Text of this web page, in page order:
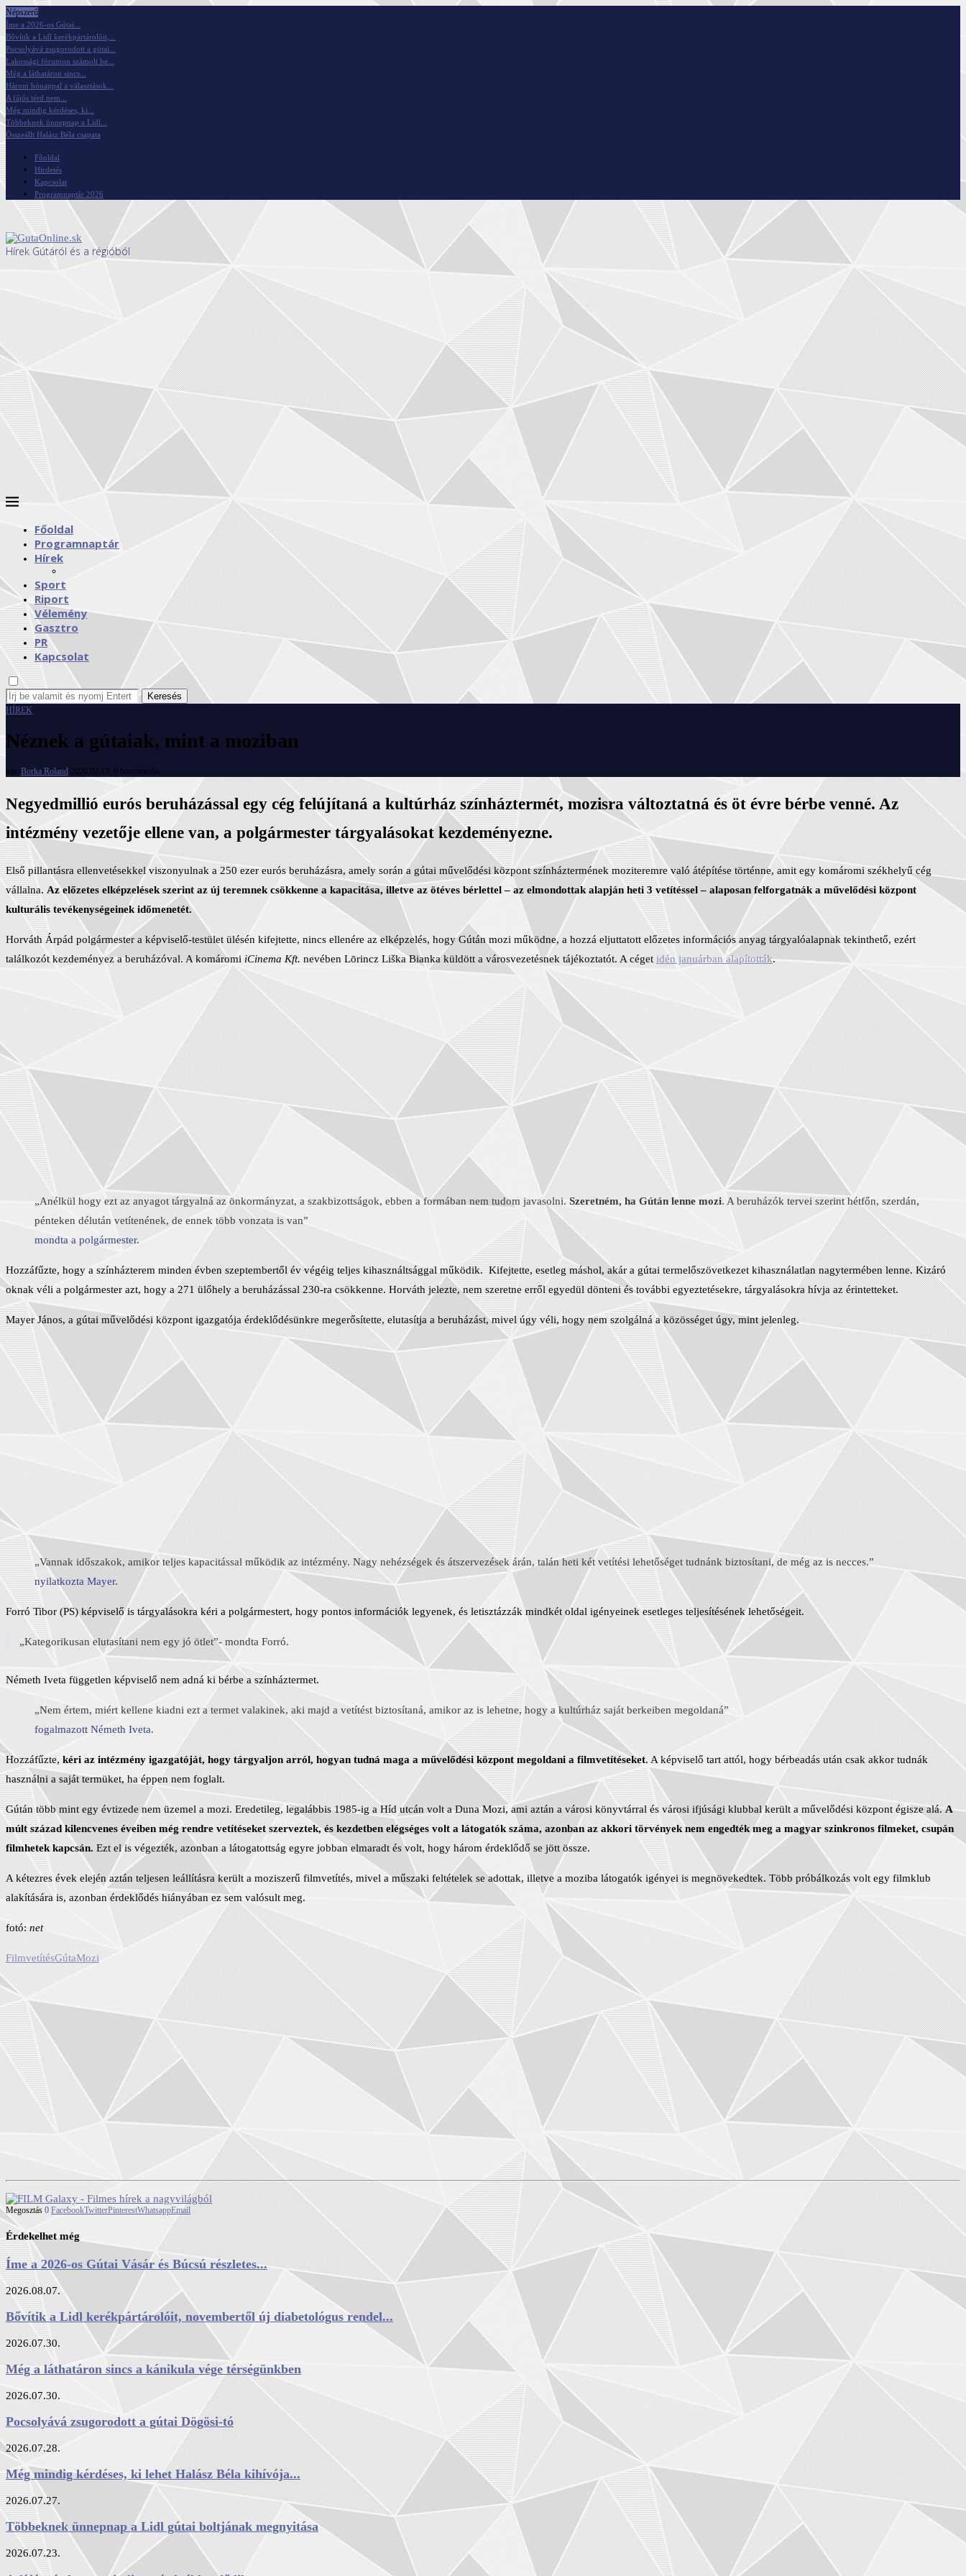
Népszerű
Íme a 2026-os Gútai...
Bővítik a Lidl kerékpártárolóit,...
Pocsolyává zsugorodott a gútai...
Lakossági fórumon számolt be...
Még a láthatáron sincs...
Három hónappal a választások...
A fájós térd nem...
Még mindig kérdéses, ki...
Többeknek ünnepnap a Lidl...
Összeállt Halász Béla csapata
Főoldal
Hirdetés
Kapcsolat
Programnaptár 2026
Hírek Gútáról és a régióból
Főoldal
Programnaptár
Hírek
Sport
Riport
Vélemény
Gasztro
PR
Kapcsolat
Keresés
HÍREK
Néznek a gútaiak, mint a moziban
írta: Borka Roland 2020.02.13. 0 hozzászólás
Negyedmillió eurós beruházással egy cég felújítaná a kultúrház színháztermét, mozisra változtatná és öt évre bérbe venné. Az
intézmény vezetője ellene van, a polgármester tárgyalásokat kezdeményezne.
Első pillantásra ellenvetésekkel viszonyulnak a 250 ezer eurós beruházásra, amely során a gútai művelődési központ színháztermének moziteremre való átépítése történne, amit egy komáromi székhelyű cég
vállalna. Az előzetes elképzelések szerint az új teremnek csökkenne a kapacitása, illetve az ötéves bérlettel – az elmondottak alapján heti 3 vetítéssel – alaposan felforgatnák a művelődési központ
kulturális tevékenységeinek időmenetét.
Horváth Árpád polgármester a képviselő-testület ülésén kifejtette, nincs ellenére az elképzelés, hogy Gútán mozi működne, a hozzá eljuttatott előzetes információs anyag tárgyalóalapnak tekinthető, ezért
találkozót kezdeményez a beruházóval. A komáromi iCinema Kft. nevében Lōrincz Liška Bianka küldött a városvezetésnek tájékoztatót. A céget idén januárban alapították.
„Anélkül hogy ezt az anyagot tárgyalná az önkormányzat, a szakbizottságok, ebben a formában nem tudom javasolni. Szeretném, ha Gútán lenne mozi. A beruházók tervei szerint hétfőn, szerdán,
pénteken délután vetítenének, de ennek több vonzata is van”
mondta a polgármester.
Hozzáfűzte, hogy a színházterem minden évben szeptembertől év végéig teljes kihasználtsággal működik. Kifejtette, esetleg máshol, akár a gútai termelőszövetkezet kihasználatlan nagytermében lenne. Kizáró
oknak véli a polgármester azt, hogy a 271 ülőhely a beruházással 230-ra csökkenne. Horváth jelezte, nem szeretne erről egyedül dönteni és további egyeztetésekre, tárgyalásokra hívja az érintetteket.
Mayer János, a gútai művelődési központ igazgatója érdeklődésünkre megerősítette, elutasítja a beruházást, mivel úgy véli, hogy nem szolgálná a közösséget úgy, mint jelenleg.
„Vannak időszakok, amikor teljes kapacitással működik az intézmény. Nagy nehézségek és átszervezések árán, talán heti két vetítési lehetőséget tudnánk biztosítani, de még az is necces.”
nyilatkozta Mayer.
Forró Tibor (PS) képviselő is tárgyalásokra kéri a polgármestert, hogy pontos információk legyenek, és letisztázzák mindkét oldal igényeinek esetleges teljesítésének lehetőségeit.
„Kategorikusan elutasítani nem egy jó ötlet”- mondta Forró.
Németh Iveta független képviselő nem adná ki bérbe a színháztermet.
„Nem értem, miért kellene kiadni ezt a termet valakinek, aki majd a vetítést biztosítaná, amikor az is lehetne, hogy a kultúrház saját berkeiben megoldaná”
fogalmazott Németh Iveta.
Hozzáfűzte, kéri az intézmény igazgatóját, hogy tárgyaljon arról, hogyan tudná maga a művelődési központ megoldani a filmvetítéseket. A képviselő tart attól, hogy bérbeadás után csak akkor tudnák
használni a saját termüket, ha éppen nem foglalt.
Gútán több mint egy évtizede nem üzemel a mozi. Eredetileg, legalábbis 1985-ig a Híd utcán volt a Duna Mozi, ami aztán a városi könyvtárral és városi ifjúsági klubbal került a művelődési központ égisze alá.A
múlt század kilencvenes éveiben még rendre vetítéseket szerveztek, és kezdetben elégséges volt a látogatók száma, azonban az akkori törvények nem engedték meg a magyar szinkronos filmeket, csupán
filmhetek kapcsán. Ezt el is végezték, azonban a látogatottság egyre jobban elmaradt és volt, hogy három érdeklődő se jött össze.
A kétezres évek elején aztán teljesen leállításra került a moziszerű filmvetítés, mivel a műszaki feltételek se adottak, illetve a moziba látogatók igényei is megnövekedtek. Több próbálkozás volt egy filmklub
alakítására is, azonban érdeklődés hiányában ez sem valósult meg.
fotó: net
FilmvetítésGútaMozi
Megosztás 0 FacebookTwitterPinterestWhatsappEmail
Érdekelhet még
Íme a 2026-os Gútai Vásár és Búcsú részletes...
2026.08.07.
Bővítik a Lidl kerékpártárolóit, novembertől új diabetológus rendel...
2026.07.30.
Még a láthatáron sincs a kánikula vége térségünkben
2026.07.30.
Pocsolyává zsugorodott a gútai Dögösi-tó
2026.07.28.
Még mindig kérdéses, ki lehet Halász Béla kihívója...
2026.07.27.
Többeknek ünnepnap a Lidl gútai boltjának megnyitása
2026.07.23.